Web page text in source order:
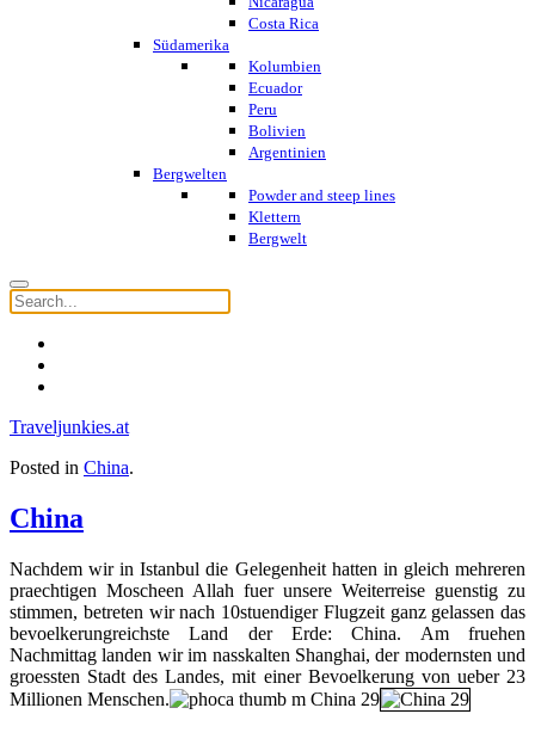
Costa Rica
Südamerika
Kolumbien
Ecuador
Peru
Bolivien
Argentinien
Bergwelten
Powder and steep lines
Klettern
Bergwelt
Traveljunkies.at
Posted in China.
China
Nachdem wir in Istanbul die Gelegenheit hatten in gleich mehreren
praechtigen Moscheen Allah fuer unsere Weiterreise guenstig zu
stimmen, betreten wir nach 10stuendiger Flugzeit ganz gelassen das
bevoelkerungreichste Land der Erde: China. Am fruehen
Nachmittag landen wir im nasskalten Shanghai, der modernsten und
groessten Stadt des Landes, mit einer Bevoelkerung von ueber 23
Millionen Menschen.